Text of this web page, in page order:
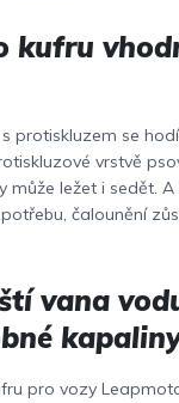
kufru
protiskluzem se
vrstvě
může ležet i sedět.
čalounění
vana
pro vozy